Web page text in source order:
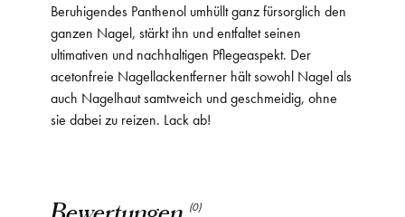
(0)
Beruhigendes Panthenol umhüllt ganz fürsorglich den
ganzen Nagel, stärkt ihn und entfaltet seinen
ultimativen und nachhaltigen Pflegeaspekt. Der
acetonfreie Nagellackentferner hält sowohl Nagel als
auch Nagelhaut samtweich und geschmeidig, ohne
sie dabei zu reizen. Lack ab!